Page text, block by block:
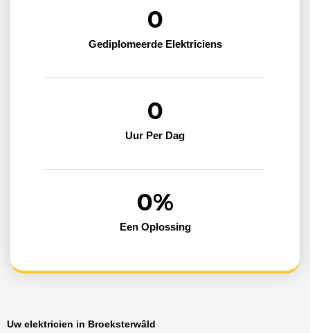
Gediplomeerde Elektriciens
0
Uur Per Dag
0
Een Oplossing
0%
Uw elektricien in Broeksterwâld